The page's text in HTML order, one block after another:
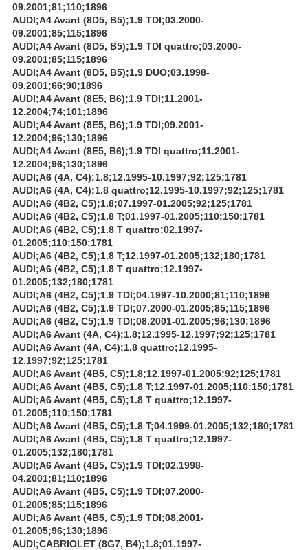
09.2001;81;110;1896
AUDI;A4 Avant (8D5, B5);1.9 TDI;03.2000-
09.2001;85;115;1896
AUDI;A4 Avant (8D5, B5);1.9 TDI quattro;03.2000-
09.2001;85;115;1896
AUDI;A4 Avant (8D5, B5);1.9 DUO;03.1998-
09.2001;66;90;1896
AUDI;A4 Avant (8E5, B6);1.9 TDI;11.2001-
12.2004;74;101;1896
AUDI;A4 Avant (8E5, B6);1.9 TDI;09.2001-
12.2004;96;130;1896
AUDI;A4 Avant (8E5, B6);1.9 TDI quattro;11.2001-
12.2004;96;130;1896
AUDI;A6 (4A, C4);1.8;12.1995-10.1997;92;125;1781
AUDI;A6 (4A, C4);1.8 quattro;12.1995-10.1997;92;125;1781
AUDI;A6 (4B2, C5);1.8;07.1997-01.2005;92;125;1781
AUDI;A6 (4B2, C5);1.8 T;01.1997-01.2005;110;150;1781
AUDI;A6 (4B2, C5);1.8 T quattro;02.1997-
01.2005;110;150;1781
AUDI;A6 (4B2, C5);1.8 T;12.1997-01.2005;132;180;1781
AUDI;A6 (4B2, C5);1.8 T quattro;12.1997-
01.2005;132;180;1781
AUDI;A6 (4B2, C5);1.9 TDI;04.1997-10.2000;81;110;1896
AUDI;A6 (4B2, C5);1.9 TDI;07.2000-01.2005;85;115;1896
AUDI;A6 (4B2, C5);1.9 TDI;08.2001-01.2005;96;130;1896
AUDI;A6 Avant (4A, C4);1.8;12.1995-12.1997;92;125;1781
AUDI;A6 Avant (4A, C4);1.8 quattro;12.1995-
12.1997;92;125;1781
AUDI;A6 Avant (4B5, C5);1.8;12.1997-01.2005;92;125;1781
AUDI;A6 Avant (4B5, C5);1.8 T;12.1997-01.2005;110;150;1781
AUDI;A6 Avant (4B5, C5);1.8 T quattro;12.1997-
01.2005;110;150;1781
AUDI;A6 Avant (4B5, C5);1.8 T;04.1999-01.2005;132;180;1781
AUDI;A6 Avant (4B5, C5);1.8 T quattro;12.1997-
01.2005;132;180;1781
AUDI;A6 Avant (4B5, C5);1.9 TDI;02.1998-
04.2001;81;110;1896
AUDI;A6 Avant (4B5, C5);1.9 TDI;07.2000-
01.2005;85;115;1896
AUDI;A6 Avant (4B5, C5);1.9 TDI;08.2001-
01.2005;96;130;1896
AUDI;CABRIOLET (8G7, B4);1.8;01.1997-